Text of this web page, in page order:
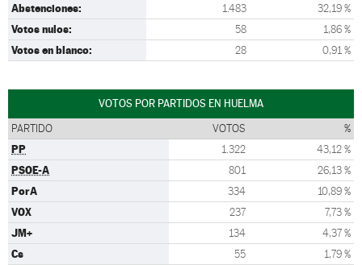
Abstenciones: 1.483 32,19 %
Votos nulos: 58 1,86 %
Votos en blanco: 28 0,91 %
VOTOS POR PARTIDOS EN HUELMA
PARTIDO VOTOS %
PP 1.322 43,12 %
PSOE-A 801 26,13 %
PorA 334 10,89 %
VOX 237 7,73 %
JM+ 134 4,37 %
Cs 55 1,79 %